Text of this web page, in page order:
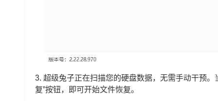
3. 超级兔子正在扫描您的硬盘数据，无需手动干预
复”按钮，即可开始文件恢复。